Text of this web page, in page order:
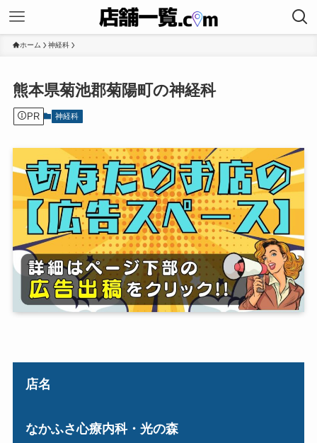
ホーム 神経科
熊本県菊池郡菊陽町の神経科
PR 神経科
店名
なかふさ心療内科・光の森